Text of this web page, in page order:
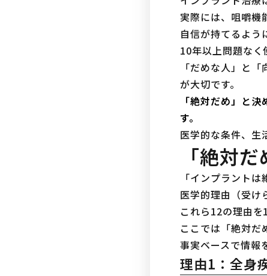
実際には、咀嚼機
自信が持てるよう
10年以上問題なく
「だめな人」と
が大切です。
「絶対だめ」と
す。
医学的な条件、生
「絶対
「インプラントは
医学的理由（受け
これら12の理由を
ここでは「絶対だ
事実ベースで情報
理由1：全身